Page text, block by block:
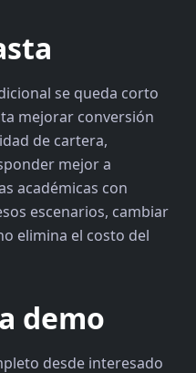
se queda corto
mejorar conversión
de cartera,
mejor a
académicas con
escenarios, cambiar
elimina el costo del
demo
desde interesado